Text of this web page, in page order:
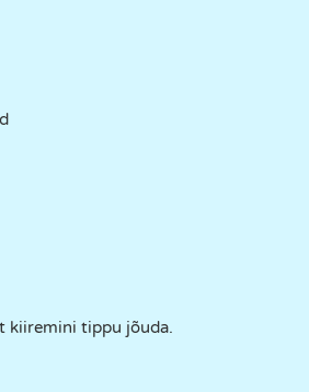
kiiremini tippu jõuda.